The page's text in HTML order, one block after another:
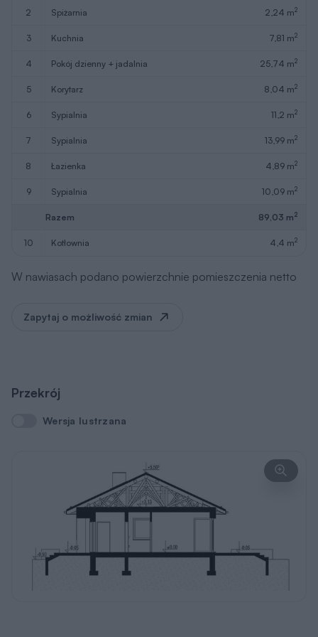
2 spiżarnia 2,24 m2
3 kuchnia 7,81 m2
4 pokój dzienny + jadalnia 25,74 m2
5 korytarz 8,04 m2
6 sypialnia 11,2 m2
7 sypialnia 13,99 m2
8 łazienka 4,89 m2
9 sypialnia 10,09 m2
Razem 89,03 m2
10 kotłownia 4,4 m2
W nawiasach podano powierzchnie pomieszczenia netto
Zapytaj o możliwość zmian
Przekrój
Wersja lustrzana
Wersja lustrzana